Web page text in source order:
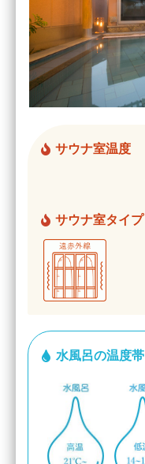
サウナ室温度
サウナ室タイプ
水風呂の温度帯